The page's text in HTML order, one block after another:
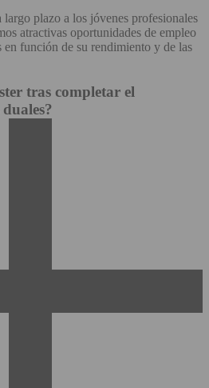
plazo a los jóvenes profesionales
atractivas oportunidades de empleo
en función de su rendimiento y de las
tras completar el